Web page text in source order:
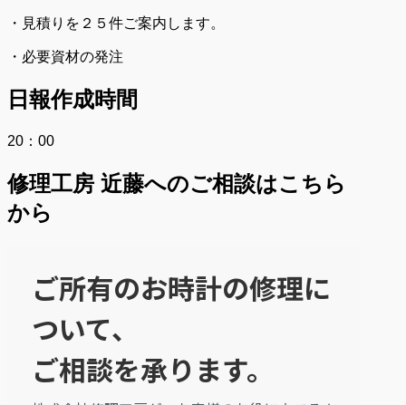
・見積りを２５件ご案内します。
・必要資材の発注
日報作成時間
20：00
修理工房 近藤へのご相談はこちら
から